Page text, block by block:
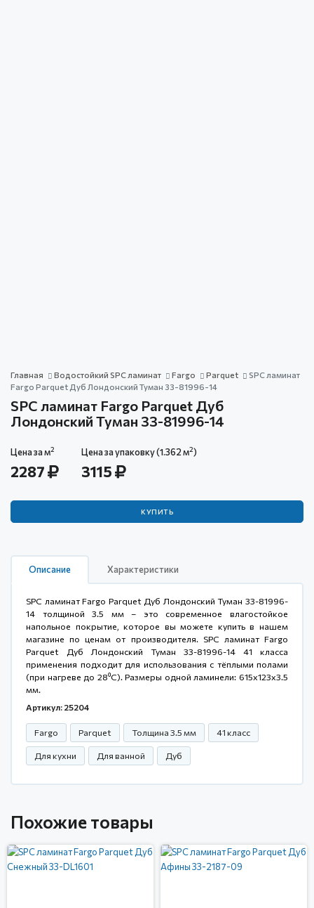
Главная Водостойкий SPC ламинат Fargo Parquet
SPC ламинат
Fargo Parquet Дуб Лондонский Туман 33-81996-14
SPC ламинат Fargo Parquet Дуб
Лондонский Туман 33-81996-14
Цена за м2
2287
Цена за упаковку (1.362 м2)
3115
КУПИТЬ
Описание Характеристики
SPC ламинат Fargo Parquet Дуб Лондонский Туман 33-81996-
14 толщиной 3.5 мм – это современное влагостойкое
напольное покрытие, которое вы можете купить в нашем
магазине по ценам от производителя. SPC ламинат Fargo
Parquet Дуб Лондонский Туман 33-81996-14 41 класса
применения подходит для использования с тёплыми полами
(при нагреве до 28⁰С). Размеры одной ламинели: 615x123x3.5
мм.
Артикул: 25204
Fargo Parquet Толщина 3.5 мм 41 класс
Для кухни Для ванной Дуб
Похожие товары